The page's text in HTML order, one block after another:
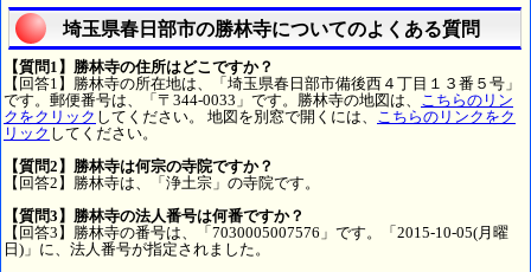
埼玉県春日部市の勝林寺についてのよくある質問
【質問1】勝林寺の住所はどこですか？
【回答1】勝林寺の所在地は、「埼玉県春日部市備後西４丁目１３番５号」
です。郵便番号は、「〒344-0033」です。勝林寺の地図は、 こちらのリン
クをクリック してください。 地図を別窓で開くには、 こちらのリンクをク
リック してください。
【質問2】勝林寺は何宗の寺院ですか？
【回答2】勝林寺は、「浄土宗」の寺院です。
【質問3】勝林寺の法人番号は何番ですか？
【回答3】勝林寺の番号は、「7030005007576」です。「2015-10-05(月曜
日)」に、法人番号が指定されました。